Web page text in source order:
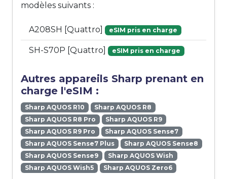
modèles suivants :
A208SH [Quattro] eSIM pris en charge
SH-S70P [Quattro] eSIM pris en charge
Autres appareils Sharp prenant en
charge l'eSIM :
Sharp AQUOS R10
Sharp AQUOS R8
Sharp AQUOS R8 Pro
Sharp AQUOS R9
Sharp AQUOS R9 Pro
Sharp AQUOS Sense7
Sharp AQUOS Sense7 Plus
Sharp AQUOS Sense8
Sharp AQUOS Sense9
Sharp AQUOS Wish
Sharp AQUOS Wish5
Sharp AQUOS Zero6